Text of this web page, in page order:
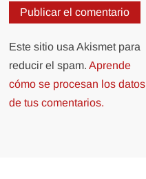
Este sitio usa Akismet para
reducir el spam.Aprende
cómo se procesan los datos
de tus comentarios.